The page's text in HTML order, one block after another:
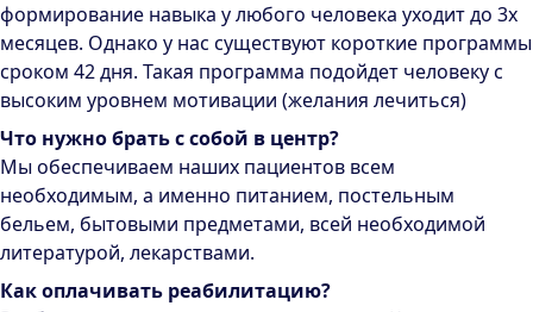
формирование навыка у любого человека уходит до 3х
месяцев. Однако у нас существуют короткие программы
сроком 42 дня. Такая программа подойдет человеку с
высоким уровнем мотивации (желания лечиться)
Что нужно брать с собой в центр?
Мы обеспечиваем наших пациентов всем
необходимым, а именно питанием, постельным
бельем, бытовыми предметами, всей необходимой
литературой, лекарствами.
Как оплачивать реабилитацию?